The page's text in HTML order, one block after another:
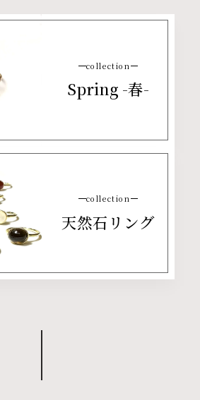
collection
Spring -春-
collection
天然石リング